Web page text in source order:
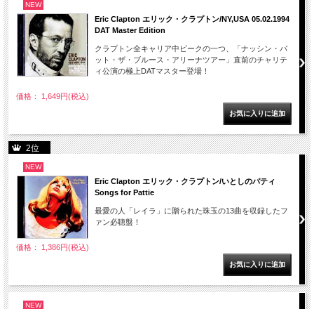
NEW
Eric Clapton エリック・クラプトン/NY,USA 05.02.1994
DAT Master Edition
クラプトン全キャリア中ピークの一つ、「ナッシン・バ
ット・ザ・ブルース・アリーナツアー」直前のチャリテ
ィ公演の極上DATマスター登場！
価格： 1,649円(税込)
2位
NEW
Eric Clapton エリック・クラプトン/いとしのパティ
Songs for Pattie
最愛の人「レイラ」に贈られた珠玉の13曲を収録したフ
ァン必聴盤！
価格： 1,386円(税込)
NEW